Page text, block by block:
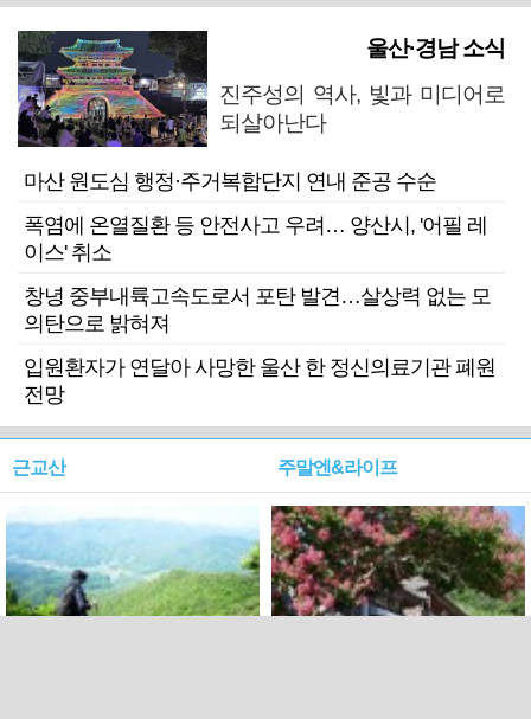
울산·경남 소식
진주성의 역사, 빛과 미디어로
되살아난다
마산 원도심 행정·주거복합단지 연내 준공 수순
폭염에 온열질환 등 안전사고 우려… 양산시, '어필 레
이스' 취소
창녕 중부내륙고속도로서 포탄 발견…살상력 없는 모
의탄으로 밝혀져
입원환자가 연달아 사망한 울산 한 정신의료기관 폐원
전망
근교산 주말엔&라이프